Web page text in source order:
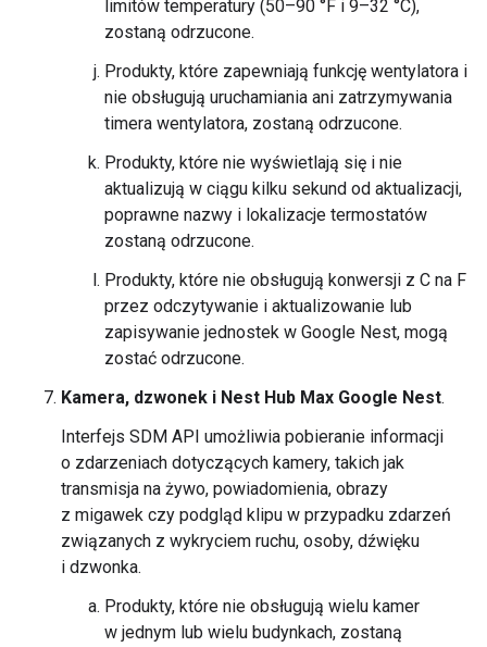
limitów temperatury (50–90 °F i 9–32 °C),
zostaną odrzucone.
Produkty, które zapewniają funkcję wentylatora i
nie obsługują uruchamiania ani zatrzymywania
timera wentylatora, zostaną odrzucone.
Produkty, które nie wyświetlają się i nie
aktualizują w ciągu kilku sekund od aktualizacji,
poprawne nazwy i lokalizacje termostatów
zostaną odrzucone.
Produkty, które nie obsługują konwersji z C na F
przez odczytywanie i aktualizowanie lub
zapisywanie jednostek w Google Nest, mogą
zostać odrzucone.
Kamera, dzwonek i Nest Hub Max Google Nest.
Interfejs SDM API umożliwia pobieranie informacji
o zdarzeniach dotyczących kamery, takich jak
transmisja na żywo, powiadomienia, obrazy
z migawek czy podgląd klipu w przypadku zdarzeń
związanych z wykryciem ruchu, osoby, dźwięku
i dzwonka.
Produkty, które nie obsługują wielu kamer
w jednym lub wielu budynkach, zostaną